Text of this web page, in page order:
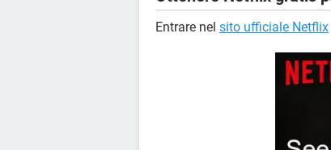
Entrare nel sito ufficiale Netflix